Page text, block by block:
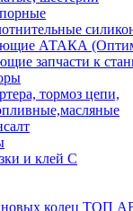
АТАКА
запчасти к
тормоз цепи,
и клей С
колец ТОП